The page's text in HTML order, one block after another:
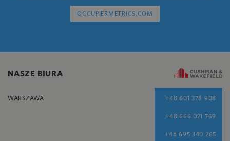
OCCUPIERMETRICS.COM
NASZE BIURA
WARSZAWA +48 601 378 908
+48 666 021 769
+48 695 340 265